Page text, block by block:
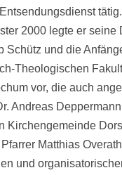
2000 legte er seine
Schütz und die
Theologischen
vor, die auch
Andreas
Kirchengemeinde
Matthias
und